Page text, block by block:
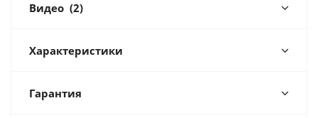
Видео (2)
Характеристики
Гарантия